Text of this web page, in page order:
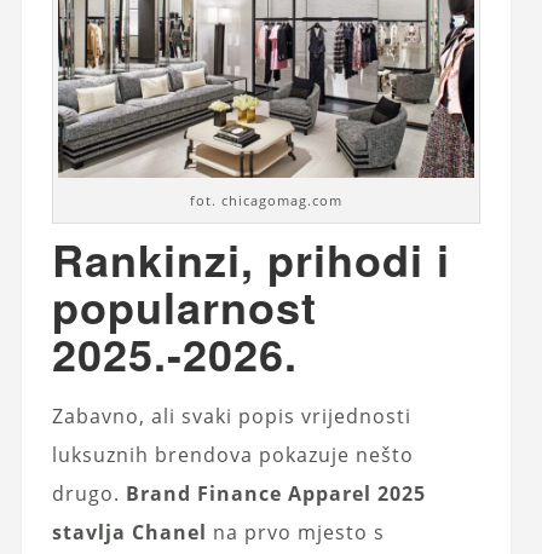
fot. chicagomag.com
Rankinzi, prihodi i
popularnost
2025.-2026.
Zabavno, ali svaki popis vrijednosti
luksuznih brendova pokazuje nešto
drugo. Brand Finance Apparel 2025
stavlja Chanel na prvo mjesto s